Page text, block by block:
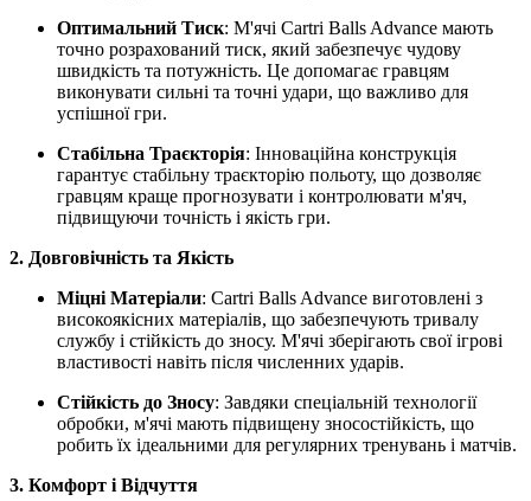
Оптимальний Тиск: М'ячі Cartri Balls Advance мають
точно розрахований тиск, який забезпечує чудову
швидкість та потужність. Це допомагає гравцям
виконувати сильні та точні удари, що важливо для
успішної гри.
Стабільна Траєкторія: Інноваційна конструкція
гарантує стабільну траєкторію польоту, що дозволяє
гравцям краще прогнозувати і контролювати м'яч,
підвищуючи точність і якість гри.
2. Довговічність та Якість
Міцні Матеріали: Cartri Balls Advance виготовлені з
високоякісних матеріалів, що забезпечують тривалу
службу і стійкість до зносу. М'ячі зберігають свої ігрові
властивості навіть після численних ударів.
Стійкість до Зносу: Завдяки спеціальній технології
обробки, м'ячі мають підвищену зносостійкість, що
робить їх ідеальними для регулярних тренувань і матчів.
3. Комфорт і Відчуття